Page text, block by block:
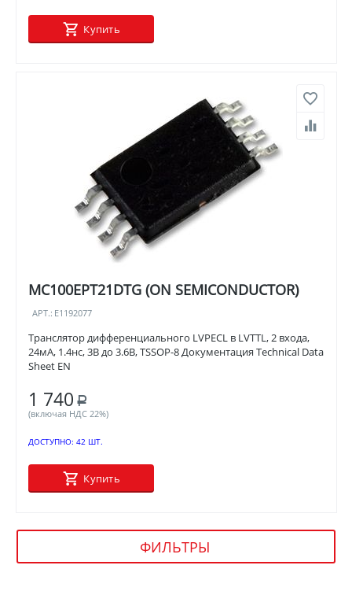
Купить
MC100EPT21DTG (ON SEMICONDUCTOR)
АРТ.: E1192077
Транслятор дифференциального LVPECL в LVTTL, 2 входа,
24мА, 1.4нс, 3В до 3.6В, TSSOP-8 Документация Technical Data
Sheet EN
1 740 Р
(включая НДС 22%)
ДОСТУПНО: 42 ШТ.
Купить
ФИЛЬТРЫ